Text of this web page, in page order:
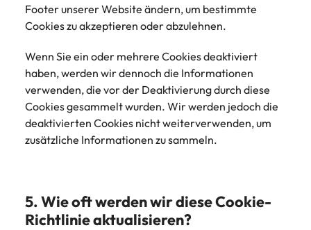
Footer unserer Website ändern, um bestimmte
Cookies zu akzeptieren oder abzulehnen.
Wenn Sie ein oder mehrere Cookies deaktiviert
haben, werden wir dennoch die Informationen
verwenden, die vor der Deaktivierung durch diese
Cookies gesammelt wurden. Wir werden jedoch die
deaktivierten Cookies nicht weiterverwenden, um
zusätzliche Informationen zu sammeln.
5. Wie oft werden wir diese Cookie-
Richtlinie aktualisieren?